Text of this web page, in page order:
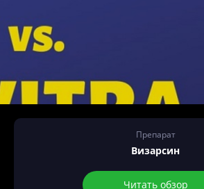
Препарат
Визарсин
Читать обзор